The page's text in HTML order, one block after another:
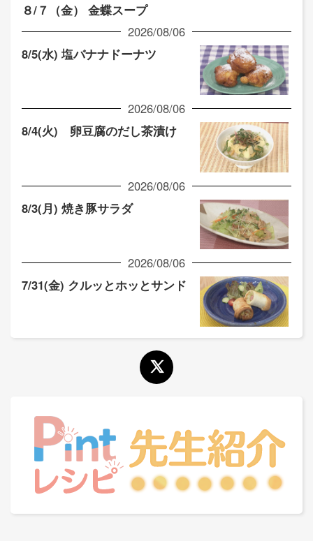
８/７（金） 金蝶スープ
2026/08/06
8/5(水) 塩バナナドーナツ
2026/08/06
8/4(火) 卵豆腐のだし茶漬け
2026/08/06
8/3(月) 焼き豚サラダ
2026/08/06
7/31(金) クルッとホッとサンド